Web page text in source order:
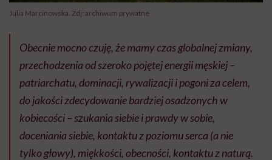
Julia Marcinowska. Zdj: archiwum prywatne
Obecnie mocno czuję, że mamy czas globalnej zmiany,
przechodzenia od szeroko pojętej energii męskiej –
patriarchatu, dominacji, rywalizacji i pogoni za celem,
do jakości zdecydowanie bardziej osadzonych w
kobiecości – szukania siebie i prawdy w sobie,
doceniania siebie, kontaktu z poziomu serca (a nie
tylko głowy), miękkości, obecności, kontaktu z naturą.